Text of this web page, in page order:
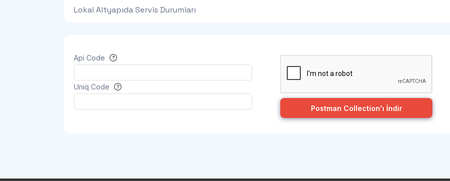
Lokal Altyapıda Servis Durumları
Api Code
Uniq Code
Postman Collection'ı İndir